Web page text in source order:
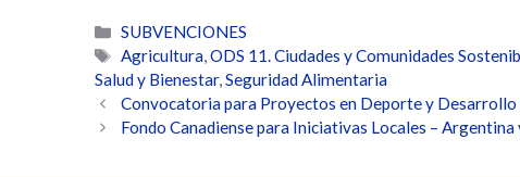
Categorías
SUBVENCIONES
Etiquetas
Agricultura,ODS 11. Ciudades y Comunidades
Salud y Bienestar,Seguridad Alimentaria
Convocatoria para Proyectos en Deporte y Desarrollo
Fondo Canadiense para Iniciativas Locales – Argentina